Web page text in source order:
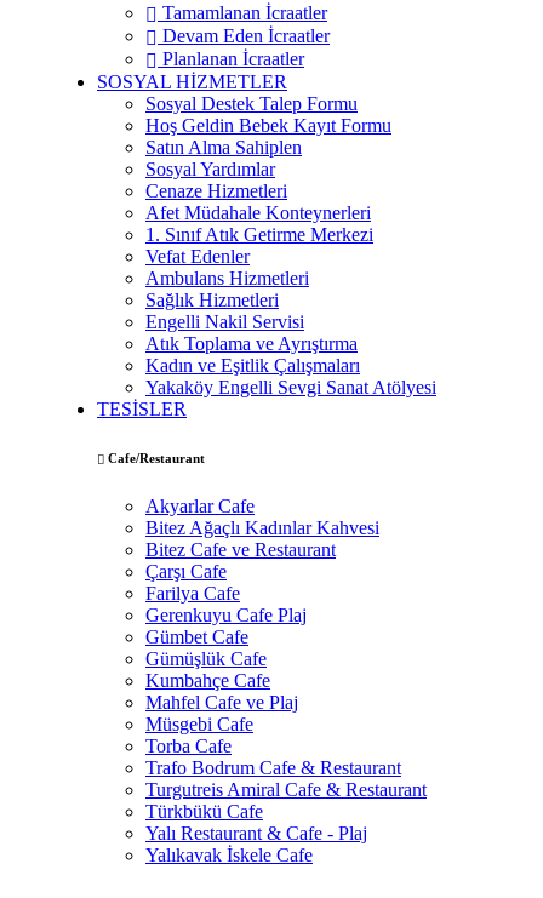
Tamamlanan İcraatler
Devam Eden İcraatler
Planlanan İcraatler
SOSYAL HİZMETLER
Sosyal Destek Talep Formu
Hoş Geldin Bebek Kayıt Formu
Satın Alma Sahiplen
Sosyal Yardımlar
Cenaze Hizmetleri
Afet Müdahale Konteynerleri
1. Sınıf Atık Getirme Merkezi
Vefat Edenler
Ambulans Hizmetleri
Sağlık Hizmetleri
Engelli Nakil Servisi
Atık Toplama ve Ayrıştırma
Kadın ve Eşitlik Çalışmaları
Yakaköy Engelli Sevgi Sanat Atölyesi
TESİSLER
Cafe/Restaurant
Akyarlar Cafe
Bitez Ağaçlı Kadınlar Kahvesi
Bitez Cafe ve Restaurant
Çarşı Cafe
Farilya Cafe
Gerenkuyu Cafe Plaj
Gümbet Cafe
Gümüşlük Cafe
Kumbahçe Cafe
Mahfel Cafe ve Plaj
Müsgebi Cafe
Torba Cafe
Trafo Bodrum Cafe & Restaurant
Turgutreis Amiral Cafe & Restaurant
Türkbükü Cafe
Yalı Restaurant & Cafe - Plaj
Yalıkavak İskele Cafe